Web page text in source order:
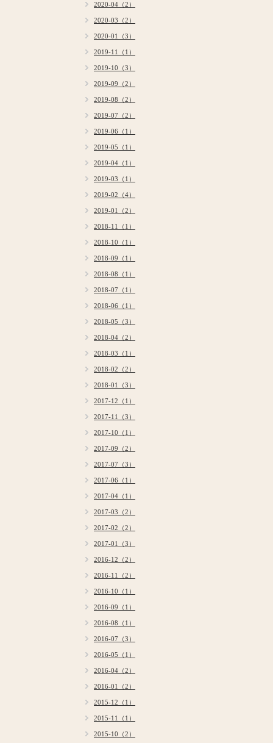
2020-04（2）
2020-03（2）
2020-01（3）
2019-11（1）
2019-10（3）
2019-09（2）
2019-08（2）
2019-07（2）
2019-06（1）
2019-05（1）
2019-04（1）
2019-03（1）
2019-02（4）
2019-01（2）
2018-11（1）
2018-10（1）
2018-09（1）
2018-08（1）
2018-07（1）
2018-06（1）
2018-05（3）
2018-04（2）
2018-03（1）
2018-02（2）
2018-01（3）
2017-12（1）
2017-11（3）
2017-10（1）
2017-09（2）
2017-07（3）
2017-06（1）
2017-04（1）
2017-03（2）
2017-02（2）
2017-01（3）
2016-12（2）
2016-11（2）
2016-10（1）
2016-09（1）
2016-08（1）
2016-07（3）
2016-05（1）
2016-04（2）
2016-01（2）
2015-12（1）
2015-11（1）
2015-10（2）